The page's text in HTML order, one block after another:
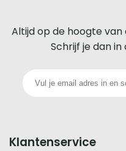
voor
iedere
telefoon
Altijd op de hoogte van
Schrijf je dan
Klantenservice